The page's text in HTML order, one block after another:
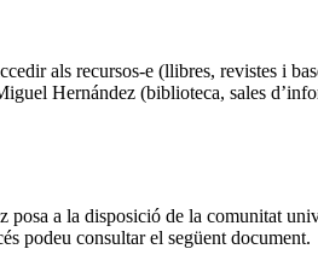
als recursos-e (llibres, revistes i
Hernández (biblioteca, sales
a la disposició de la comunitat
podeu consultar el següent